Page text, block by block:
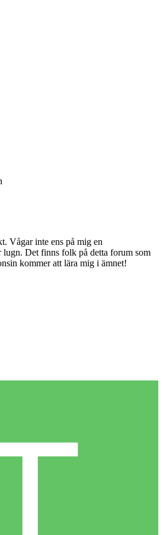
Vågar inte ens på mig en
lugn. Det finns folk på detta forum som
kommer att lära mig i ämnet!